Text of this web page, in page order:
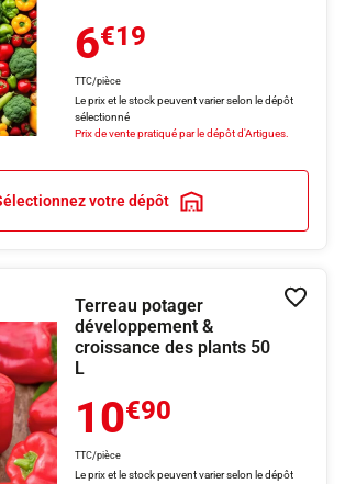
6€19
TTC/pièce
Le prix et le stock peuvent varier selon le dépôt
sélectionné
Prix de vente pratiqué par le dépôt d'Artigues.
votre dépôt
Terreau potager
développement &
croissance des plants 50
L
10€90
TTC/pièce
Le prix et le stock peuvent varier selon le dépôt